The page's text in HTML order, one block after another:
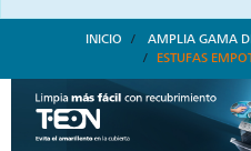
INICIO
AMPLIA GAMA
ESTUFAS